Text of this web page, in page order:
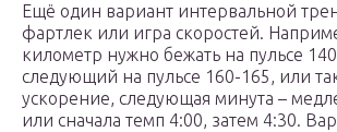
Ещё один вариант интервальной
фартлек или игра скоростей.
километр нужно бежать на пульсе
следующий на пульсе 160-165, или
ускорение, следующая минута –
или сначала темп 4:00, затем 4:30.